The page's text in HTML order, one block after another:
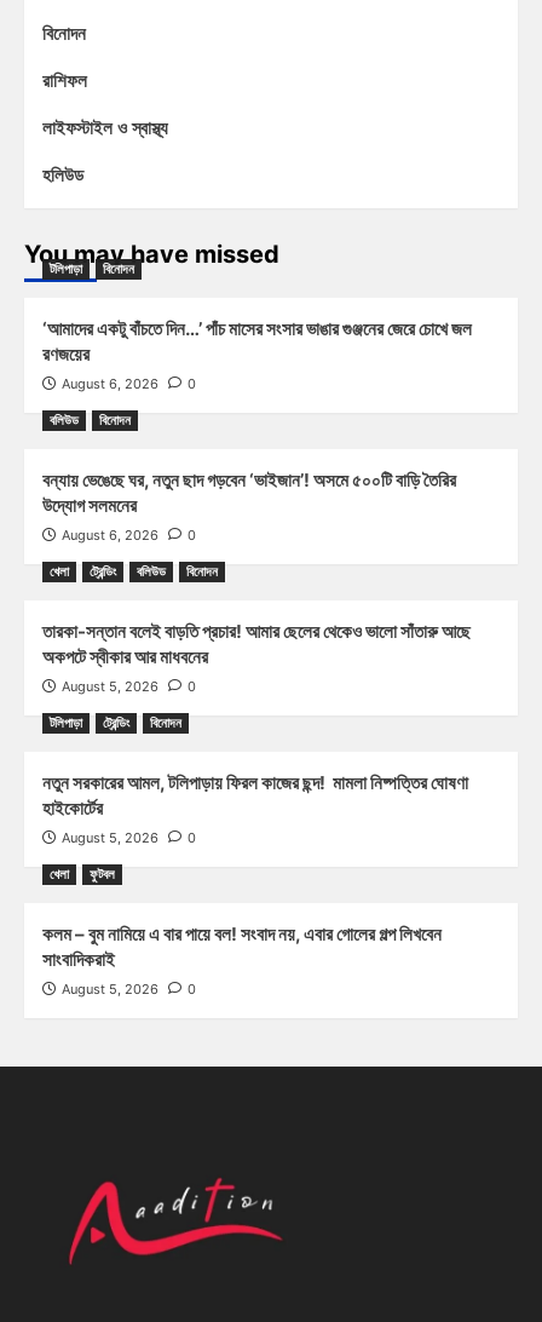
বিনোদন
রাশিফল
লাইফস্টাইল ও স্বাস্থ্য
হলিউড
You may have missed
টলিপাড়া বিনোদন
‘আমাদের একটু বাঁচতে দিন…’ পাঁচ মাসের সংসার ভাঙার গুঞ্জনের জেরে চোখে জল
রণজয়ের
August 6, 2026 0
বলিউড বিনোদন
বন্যায় ভেঙেছে ঘর, নতুন ছাদ গড়বেন ‘ভাইজান’! অসমে ৫০০টি বাড়ি তৈরির
উদ্যোগ সলমনের
August 6, 2026 0
খেলা ট্রেন্ডিং বলিউড বিনোদন
তারকা-সন্তান বলেই বাড়তি প্রচার! আমার ছেলের থেকেও ভালো সাঁতারু আছে
অকপটে স্বীকার আর মাধবনের
August 5, 2026 0
টলিপাড়া ট্রেন্ডিং বিনোদন
নতুন সরকারের আমল, টলিপাড়ায় ফিরল কাজের ছন্দ! মামলা নিষ্পত্তির ঘোষণা
হাইকোর্টের
August 5, 2026 0
খেলা ফুটবল
কলম – বুম নামিয়ে এ বার পায়ে বল! সংবাদ নয়, এবার গোলের গল্প লিখবেন
সাংবাদিকরাই
August 5, 2026 0